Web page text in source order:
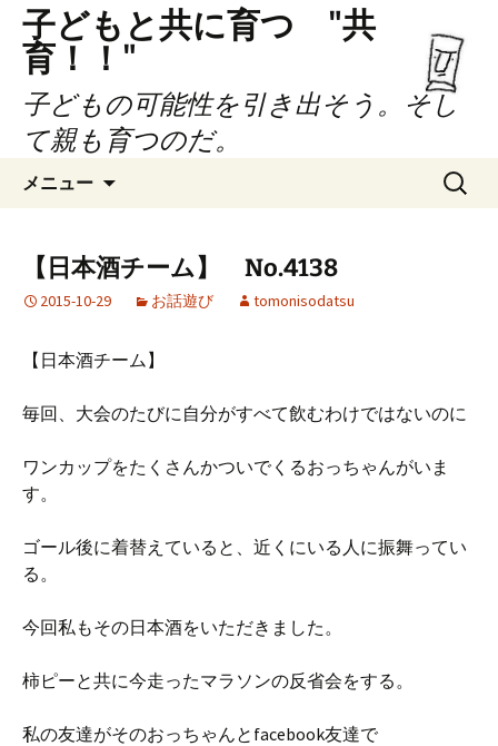
子どもと共に育つ "共
育！！"
子どもの可能性を引き出そう。そし
て親も育つのだ。
メニュー
ン
ツ
キ
プ
検
索:
【日本酒チーム】 No.4138
2015-10-29 お話遊び tomonisodatsu
【日本酒チーム】
毎回、大会のたびに自分がすべて飲むわけではないのに
ワンカップをたくさんかついでくるおっちゃんがいま
す。
ゴール後に着替えていると、近くにいる人に振舞ってい
る。
今回私もその日本酒をいただきました。
柿ピーと共に今走ったマラソンの反省会をする。
私の友達がそのおっちゃんとfacebook友達で